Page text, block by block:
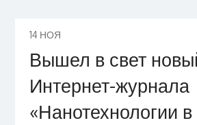
14 НОЯ
Вышел в свет
Интернет-журнала
«Нанотехнологии в